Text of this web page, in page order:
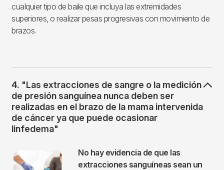
cualquier tipo de baile que incluya las extremidades
superiores, o realizar pesas progresivas con movimiento de
brazos.
4. "Las extracciones de sangre o la medición
de presión sanguínea nunca deben ser
realizadas en el brazo de la mama intervenida
de cáncer ya que puede ocasionar
linfedema"
Imagen
No hay evidencia de que las
extracciones sanguíneas sean un